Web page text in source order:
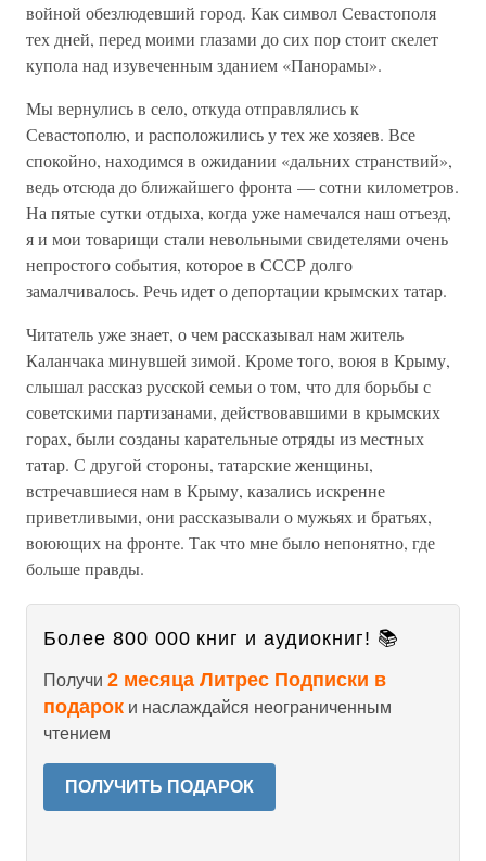
войной обезлюдевший город. Как символ Севастополя
тех дней, перед моими глазами до сих пор стоит скелет
купола над изувеченным зданием «Панорамы».
Мы вернулись в село, откуда отправлялись к
Севастополю, и расположились у тех же хозяев. Все
спокойно, находимся в ожидании «дальних странствий»,
ведь отсюда до ближайшего фронта — сотни километров.
На пятые сутки отдыха, когда уже намечался наш отъезд,
я и мои товарищи стали невольными свидетелями очень
непростого события, которое в СССР долго
замалчивалось. Речь идет о депортации крымских татар.
Читатель уже знает, о чем рассказывал нам житель
Каланчака минувшей зимой. Кроме того, воюя в Крыму,
слышал рассказ русской семьи о том, что для борьбы с
советскими партизанами, действовавшими в крымских
горах, были созданы карательные отряды из местных
татар. С другой стороны, татарские женщины,
встречавшиеся нам в Крыму, казались искренне
приветливыми, они рассказывали о мужьях и братьях,
воюющих на фронте. Так что мне было непонятно, где
больше правды.
Более 800 000 книг и аудиокниг! 📚
Получи 2 месяца Литрес Подписки в
подарок и наслаждайся неограниченным
чтением
ПОЛУЧИТЬ ПОДАРОК